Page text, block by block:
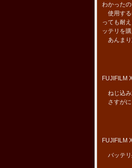
わかった
使用する
っても耐
ッテリを
あんまり
FUJIFILM
ねじ込み
さすがに
FUJIFILM
バッテリ